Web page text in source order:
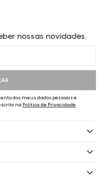
nossas novidades.
dos meus dados pessoais e
na Política de Privacidade